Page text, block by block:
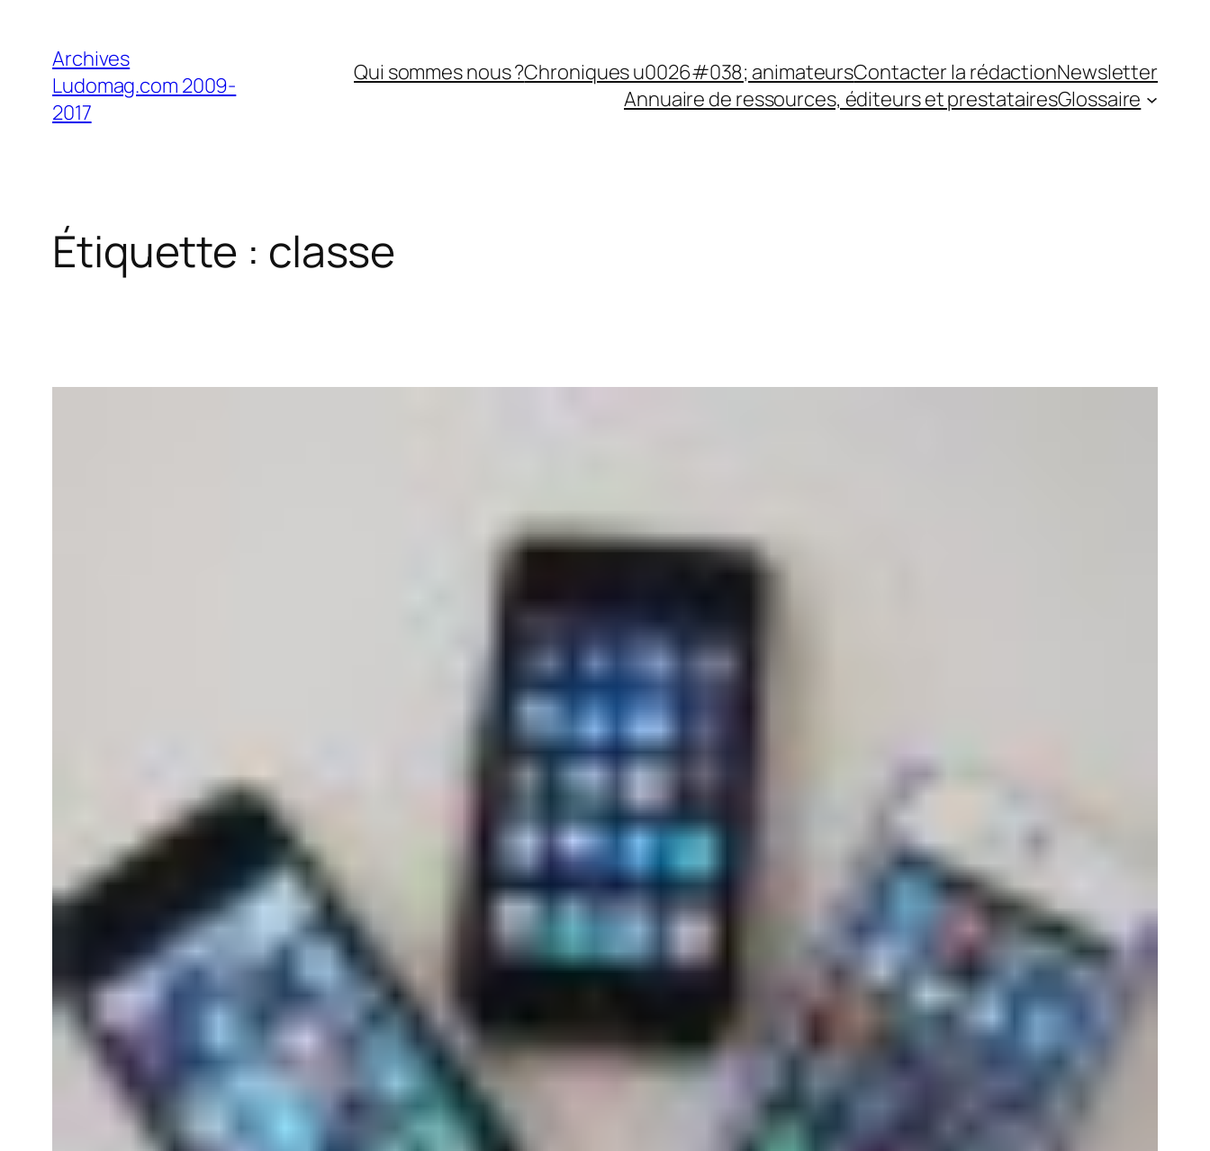
contenu
Archives
Ludomag.com 2009-
2017
Qui sommes nous ?Chroniques u0026#038; animateursContacter la rédactionNewsletter
Annuaire de ressources, éditeurs et prestatairesGlossaire
Étiquette : classe